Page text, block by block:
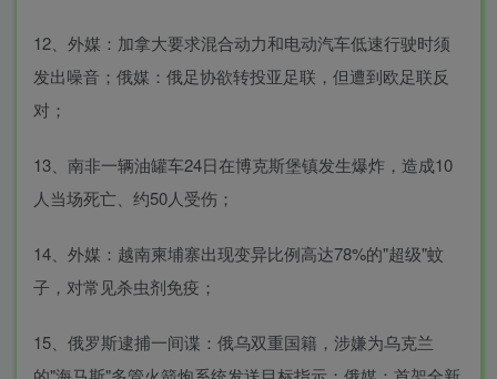
12、外媒：加拿大要求混合动力和电动汽车低速行驶时须
发出噪音；俄媒：俄足协欲转投亚足联，但遭到欧足联反
对；
13、南非一辆油罐车24日在博克斯堡镇发生爆炸，造成10
人当场死亡、约50人受伤；
14、外媒：越南柬埔寨出现变异比例高达78%的"超级"蚊
子，对常见杀虫剂免疫；
15、俄罗斯逮捕一间谍：俄乌双重国籍，涉嫌为乌克兰